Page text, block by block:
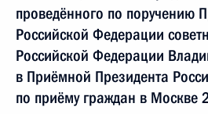
проведённого по поручению
Российской Федерации
Российской Федерации
в Приёмной Президента
по приёму граждан в Москве